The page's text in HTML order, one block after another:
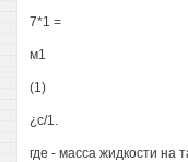
7*1 =
м1
(1)
¿с/1.
где - масса жидкости на